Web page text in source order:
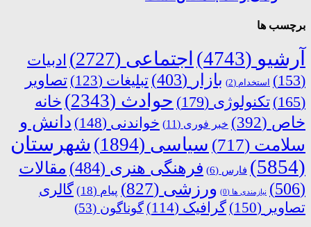
برچسب ها
آرشیو (4743) اجتماعی (2727)
ادبیات
(153)
استخدام (2) بازار (403) تبلیغات (123)
تصاویر
(165)
تکنولوژی (179) حوادث (2343)
خانه
خاص (392) خبر فوری (11) خواندنی (148)
دانش و
سلامت (717) سیاسی (1894)
شهرستان
(5854)
فارس (6) فرهنگی هنری (484)
مقالات
(506)
نیازمندی ها (0) ورزشی (827) پیام (18)
گالری
تصاویر (150) گرافیک (114) گوناگون (53)